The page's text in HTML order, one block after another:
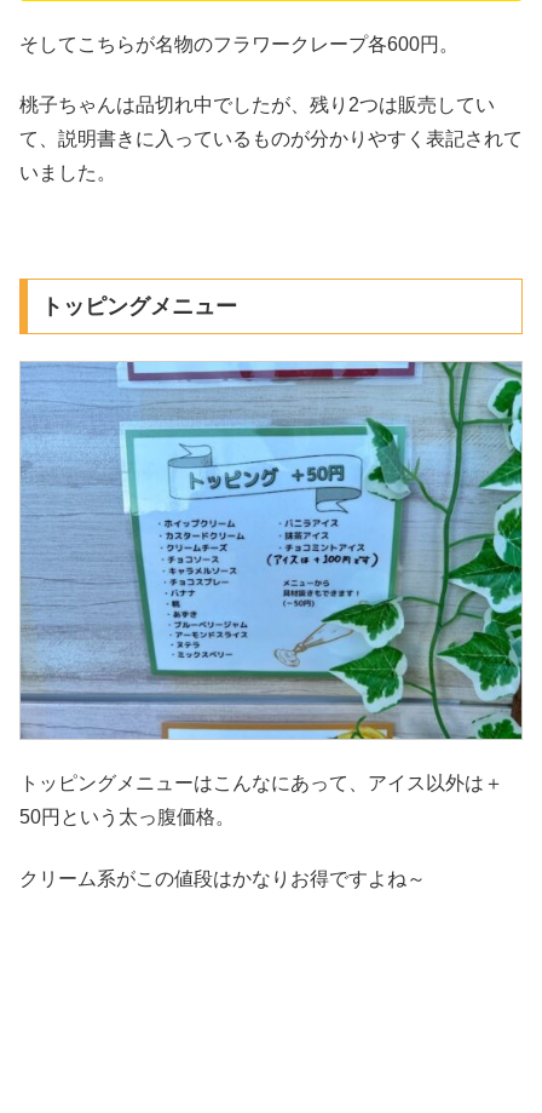
そしてこちらが名物のフラワークレープ各600円。
桃子ちゃんは品切れ中でしたが、残り2つは販売してい
て、説明書きに入っているものが分かりやすく表記されて
いました。
トッピングメニュー
トッピングメニューはこんなにあって、アイス以外は＋
50円という太っ腹価格。
クリーム系がこの値段はかなりお得ですよね～